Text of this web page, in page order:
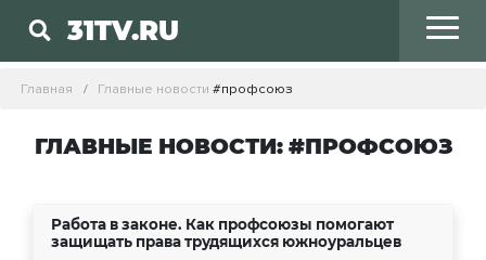
31TV.RU
Главная Главные новости #профсоюз
ГЛАВНЫЕ НОВОСТИ: #ПРОФСОЮЗ
Работа в законе. Как профсоюзы помогают
защищать права трудящихся южноуральцев